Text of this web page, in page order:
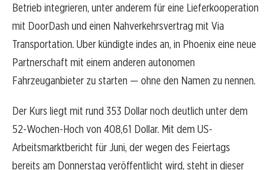
Betrieb integrieren, unter anderem für eine Lieferkooperation
mit DoorDash und einen Nahverkehrsvertrag mit Via
Transportation. Uber kündigte indes an, in Phoenix eine neue
Partnerschaft mit einem anderen autonomen
Fahrzeuganbieter zu starten — ohne den Namen zu nennen.
Der Kurs liegt mit rund 353 Dollar noch deutlich unter dem
52-Wochen-Hoch von 408,61 Dollar. Mit dem US-
Arbeitsmarktbericht für Juni, der wegen des Feiertags
bereits am Donnerstag veröffentlicht wird, steht in dieser